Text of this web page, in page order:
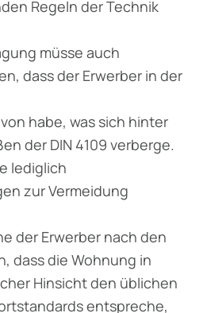
Regeln der Technik
müsse auch
dass der Erwerber in der
habe, was sich hinter
der DIN 4109 verberge.
lediglich
zur Vermeidung
der Erwerber nach den
dass die Wohnung in
Hinsicht den üblichen
entspreche,